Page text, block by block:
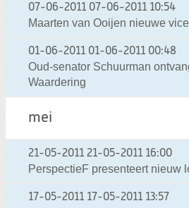
07-06-2011 07-06-2011 10:54
Maarten van Ooijen nieuwe
01-06-2011 01-06-2011 00:48
Oud-senator Schuurman
Waardering
mei
21-05-2011 21-05-2011 16:00
PerspectieF presenteert nieuw
17-05-2011 17-05-2011 13:57